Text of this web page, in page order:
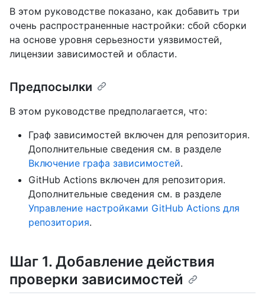
В этом руководстве показано, как добавить три
очень распространенные настройки: сбой сборки
на основе уровня серьезности уязвимостей,
лицензии зависимостей и области.
Предпосылки
В этом руководстве предполагается, что:
Граф зависимостей включен для репозитория.
Дополнительные сведения см. в разделе
Включение графа зависимостей.
GitHub Actions включен для репозитория.
Дополнительные сведения см. в разделе
Управление настройками GitHub Actions для
репозитория.
Шаг 1. Добавление действия
проверки зависимостей